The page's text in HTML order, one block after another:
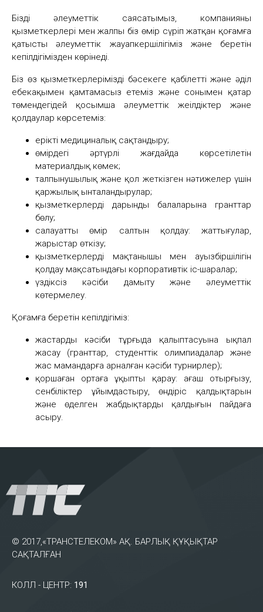
Біздің әлеуметтік саясатымыз, компанияның
қызметкерлері мен жалпы біз өмір сүріп жатқан қоғамға
қатысты әлеуметтік жауапкершілігіміз және беретін
кепілдігімізден көрінеді.
Біз өз қызметкерлерімізді бәсекеге қабілетті және әділ
еңбекақымен қамтамасыз етеміз және сонымен қатар
төмендегідей қосымша әлеуметтік жеңілдіктер және
қолдаулар көрсетеміз:
ерікті медициналық сақтандыру;
өмірдегі әртүрлі жағдайда көрсетілетін
материалдық көмек;
талпынушылық және қол жеткізген нәтижелер үшін
қаржылық ынталандырулар;
қызметкерлердің дарынды балаларына гранттар
бөлу;
салауатты өмір салтын қолдау: жаттығулар,
жарыстар өткізу;
қызметкерлердің мақтанышы мен ауызбіршілігін
қолдау мақсатындағы корпоративтік іс-шаралар;
үздіксіз кәсіби дамыту және әлеуметтік
көтермелеу.
Қоғамға беретін кепілдігіміз:
жастардың кәсіби тұрғыда қалыптасуына ықпал
жасау (гранттар, студенттік олимпиадалар және
жас мамандарға арналған кәсіби турнирлер);
қоршаған ортаға ұқыпты қарау: ағаш отырғызу,
сенбіліктер ұйымдастыру, өндіріс қалдықтарын
және өңделген жабдықтардың қалдығын пайдаға
асыру.
© 2017,«ТРАНСТЕЛЕКОМ» АҚ. БАРЛЫҚ ҚҰҚЫҚТАР
САҚТАЛҒАН
КОЛЛ - ЦЕНТР: 191